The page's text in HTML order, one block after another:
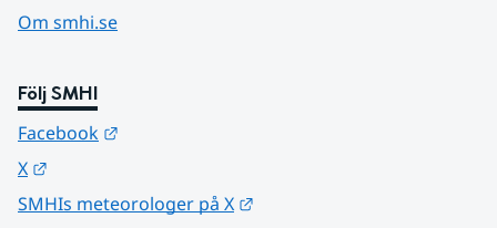
Om smhi.se
Följ SMHI
Facebook
X
SMHIs meteorologer på X